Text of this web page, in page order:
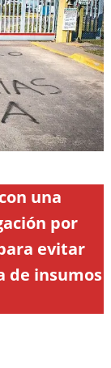
una
por
evitar
de insumos